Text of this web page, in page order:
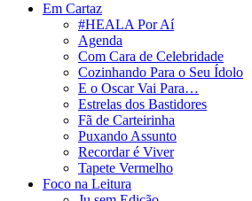
Em Cartaz
#HEALA Por Aí
Agenda
Com Cara de Celebridade
Cozinhando Para o Seu Ídolo
E o Oscar Vai Para…
Estrelas dos Bastidores
Fã de Carteirinha
Puxando Assunto
Recordar é Viver
Tapete Vermelho
Foco na Leitura